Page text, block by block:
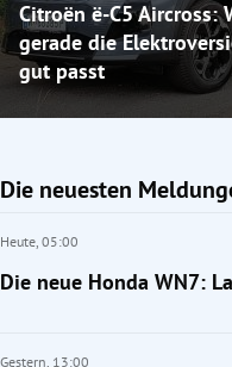
Citroën ë-C5 Aircross:
gerade die
gut passt
Die neuesten
Heute, 05:00
Die neue Honda WN7:
Gestern, 13:00